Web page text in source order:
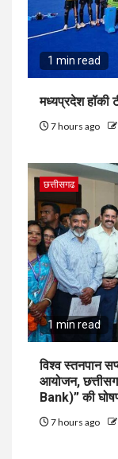
1 min read
मध्यप्रदेश हॉकी
7 hours ago
छत्तीसगढ
1 min read
विश्व स्तनपान
आयोजन,
Bank)” की
7 hours ago